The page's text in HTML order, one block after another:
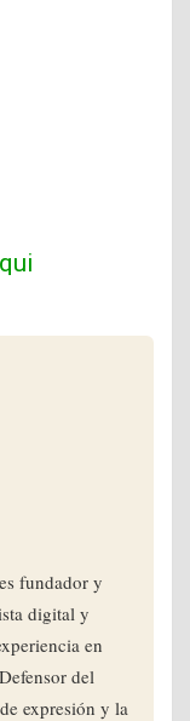
fundador y
digital y
en
del
expresión y la